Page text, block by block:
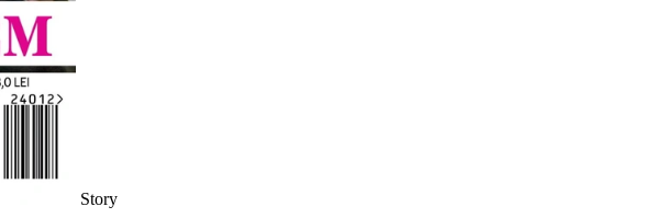
Story